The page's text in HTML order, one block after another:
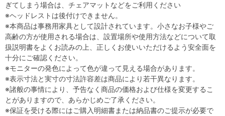
ぎてしまう場合は、チェアマットなどをご利用ください
※ヘッドレストは後付けできません。
※本商品は事務用家具として設計されています。小さなお子様やご
高齢の方が使用される場合は、設置場所や使用方法などについて取
扱説明書をよくお読みの上、正しくお使いいただけるよう安全面を
十分にご確認ください。
※モニターの発色によって色が違って見える場合があります。
※表示寸法と実寸の寸法許容差は商品により若干異なります。
※諸般の事情により、予告なく商品の価格および仕様を変更するこ
とがありますので、あらかじめご了承ください。
※保証を受ける際にはご購入明細書または納品書のご提示が必要で